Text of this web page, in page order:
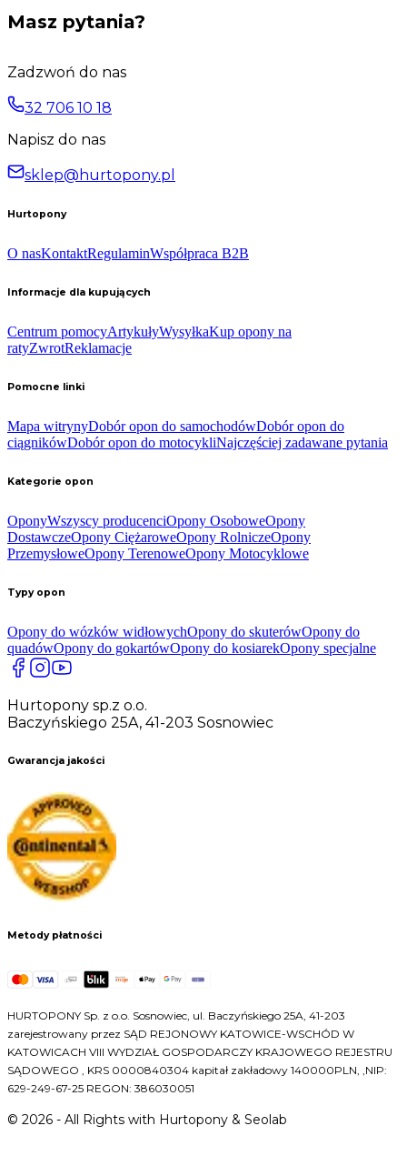
Masz pytania?
Zadzwoń do nas
32 706 10 18
Napisz do nas
sklep@hurtopony.pl
Hurtopony
O nasKontaktRegulaminWspółpraca B2B
Informacje dla kupujących
Centrum pomocyArtykułyWysyłkaKup opony na
ratyZwrotReklamacje
Pomocne linki
Mapa witrynyDobór opon do samochodówDobór opon do
ciągnikówDobór opon do motocykliNajczęściej zadawane pytania
Kategorie opon
OponyWszyscy producenciOpony OsoboweOpony
DostawczeOpony CiężaroweOpony RolniczeOpony
PrzemysłoweOpony TerenoweOpony Motocyklowe
Typy opon
Opony do wózków widłowychOpony do skuterówOpony do
quadówOpony do gokartówOpony do kosiarekOpony specjalne
Hurtopony sp.z o.o.
Baczyńskiego 25A, 41-203 Sosnowiec
Gwarancja jakości
Metody płatności
HURTOPONY Sp. z o.o. Sosnowiec, ul. Baczyńskiego 25A, 41-203
zarejestrowany przez SĄD REJONOWY KATOWICE-WSCHÓD W
KATOWICACH VIII WYDZIAŁ GOSPODARCZY KRAJOWEGO REJESTRU
SĄDOWEGO , KRS 0000840304 kapitał zakładowy 140000PLN, ,NIP:
629-249-67-25 REGON: 386030051
© 2026 - All Rights with Hurtopony & Seolab